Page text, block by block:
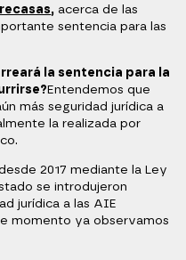
, acerca de las
sentencia para las
la sentencia para la
Entendemos que
más seguridad jurídica a
la realizada por
2017 mediante la Ley
se introdujeron
jurídica a las AIE
momento ya observamos